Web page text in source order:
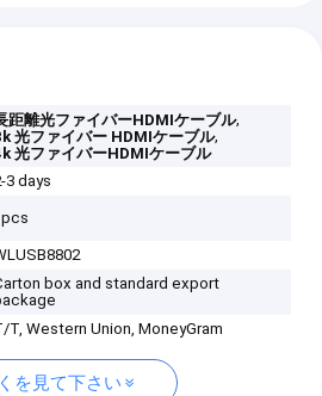
距離光ファイバーHDMIケーブル,
光ファイバー HDMIケーブル,
光ファイバーHDMIケーブル
3 days
box and standard export
T, Western Union, MoneyGram
を見て下さい